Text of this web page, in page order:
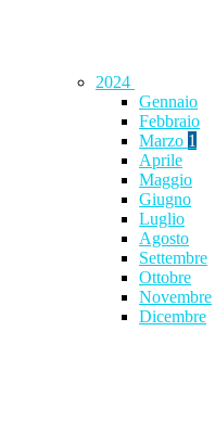
2024
Gennaio
Febbraio
Marzo 1
Aprile
Maggio
Giugno
Luglio
Agosto
Settembre
Ottobre
Novembre
Dicembre